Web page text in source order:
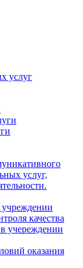
услуг
услуг,
качества
учереждении
оказания